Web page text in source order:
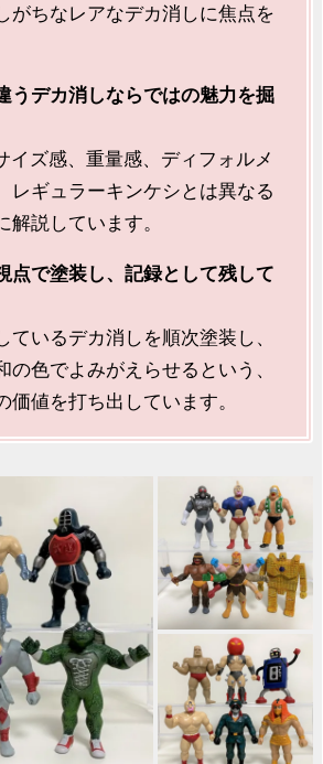
がちなレアなデカ消しに焦点を
うデカ消しならではの魅力を掘
ズ感、重量感、ディフォルメ
レギュラーキンケシとは異なる
説しています。
点で塗装し、記録として残して
いるデカ消しを順次塗装し、
の色でよみがえらせるという、
価値を打ち出しています。